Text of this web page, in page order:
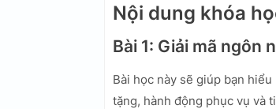
Nội dung khóa
Bài 1: Giải mã ngôn
Bài học này sẽ giúp bạn
tặng, hành động phục vụ và